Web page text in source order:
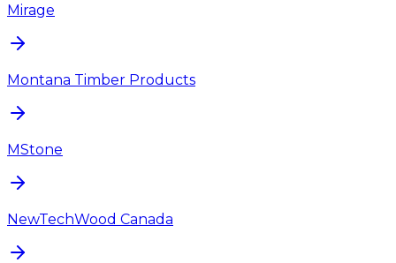
Mirage
Montana Timber Products
MStone
NewTechWood Canada